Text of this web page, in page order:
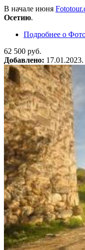
В начале июня
Осетию.
Подробнее о
62 500 руб.
Добавлено: 17.01.2023.